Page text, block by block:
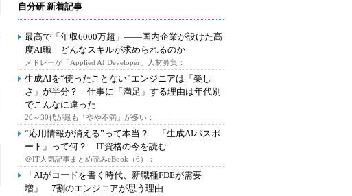
自分研 新着記事
最高で「年収6000万超」――国内企業が設けた高
度AI職 どんなスキルが求められるのか
メドレーが「Applied AI Developer」人材募集：
生成AIを“使ったことない”エンジニアは「楽し
さ」が半分？ 仕事に「満足」する理由は年代別
でこんなに違った
20～30代が最も「やや不満」が多い：
“応用情報が消える”って本当？ 「生成AIパスポ
ート」って何？ IT資格の今を読む
＠IT人気記事まとめ読みeBook（6）：
「AIがコードを書く時代、新職種FDEが需要
増」 7割のエンジニアが思う理由